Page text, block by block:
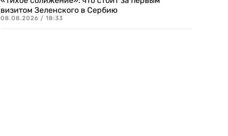
визитом Зеленского в Сербию
08.08.2026 / 18:33